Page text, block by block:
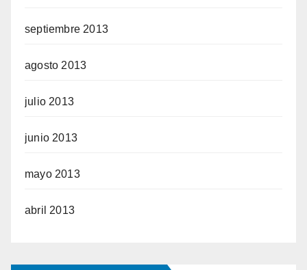
septiembre 2013
agosto 2013
julio 2013
junio 2013
mayo 2013
abril 2013